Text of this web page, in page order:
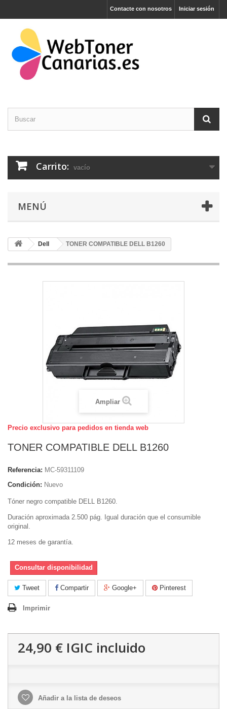
Iniciar sesión
Contacte con nosotros
Carrito: vacío
MENÚ
Dell TONER COMPATIBLE DELL B1260
Ampliar
Precio exclusivo para pedidos en tienda web
TONER COMPATIBLE DELL B1260
Referencia: MC-59311109
Condición: Nuevo
Tóner negro compatible DELL B1260.
Duración aproximada 2.500 pág. Igual duración que el consumible
original.
12 meses de garantía.
Consultar disponibilidad
Tweet Compartir Google+ Pinterest
Imprimir
24,90 € IGIC incluido
Añadir a la lista de deseos